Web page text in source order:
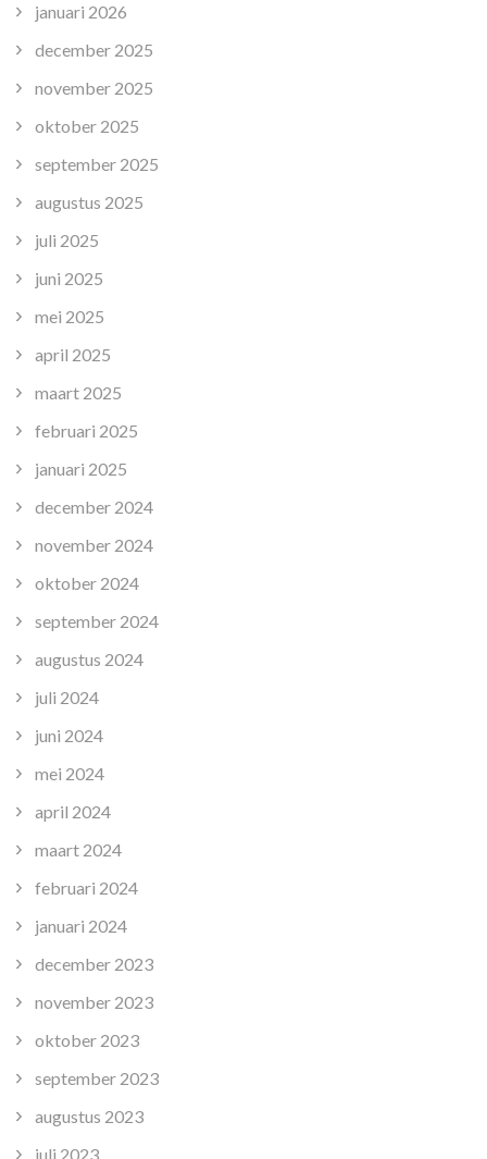
januari 2026
december 2025
november 2025
oktober 2025
september 2025
augustus 2025
juli 2025
juni 2025
mei 2025
april 2025
maart 2025
februari 2025
januari 2025
december 2024
november 2024
oktober 2024
september 2024
augustus 2024
juli 2024
juni 2024
mei 2024
april 2024
maart 2024
februari 2024
januari 2024
december 2023
november 2023
oktober 2023
september 2023
augustus 2023
juli 2023